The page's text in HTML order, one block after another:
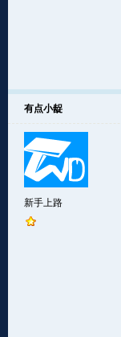
有点小龊
新手上路